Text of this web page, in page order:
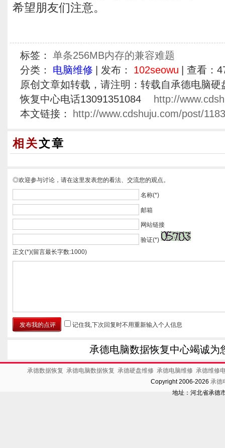
希望朋友们注意。
标签：
单条256MB内存的兼容难题
分类：
电脑维修 | 发布： 102seowu | 查看：
原创文章如转载，请注明：转载自承德电脑
恢复中心电话13091351084
http://
本文链接：
http://www.cdshuju.com/post/
相关文章
◎欢迎参与讨论，请在这里发表您的看法、交流您的观点。
名称(*)
邮箱
网站链接
验证(*)
正文(*)(留言最长字数:1000)
记住我,下次回复时不用重新输入个人信息
承德电脑数据恢复中心竭诚为
承德数据恢复 承德电脑数据恢复 承德硬盘维修 承德电脑维修 承德维修
Copyright 2006-2026 承德
地址：河北省承德